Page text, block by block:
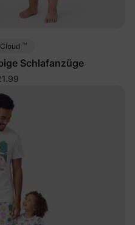
™
Schlafanzüge